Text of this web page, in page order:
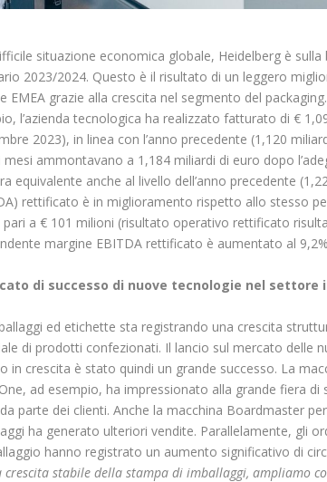
situazione economica globale, Heidelberg è
2023/2024. Questo è il risultato di un leggero
EMEA grazie alla crescita nel segmento del
l’azienda tecnologica ha realizzato fatturato di €
2023), in linea con l’anno precedente (1,120
mesi ammontavano a 1,184 miliardi di euro dopo
equivalente anche al livello dell’anno precedente
rettificato è in miglioramento rispetto allo stesso
a € 101 milioni (risultato operativo rettificato
margine EBITDArettificato è aumentato al
di successo di nuove tecnologie nel settore
ed etichette sta registrando una crescita
di prodotti confezionati. Il lancio sul mercato delle
in crescita è stato quindi un grande successo. La
ad esempio, ha impressionato alla grande fiera
parte dei clienti. Anche la macchina Boardmaster
ha generato ulteriori vendite. Parallelamente, gli
hanno registrato un aumento significativo di
crescita stabile della stampa di imballaggi, ampliamo